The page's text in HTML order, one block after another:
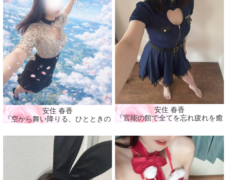
安住 春香
『空から舞い降りる、ひとときの春🌸』
安住 春香
『官能の館で全てを忘れ疲れを癒